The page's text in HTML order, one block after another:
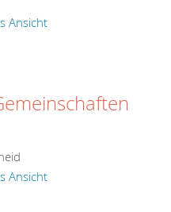
Ansicht
Ansicht